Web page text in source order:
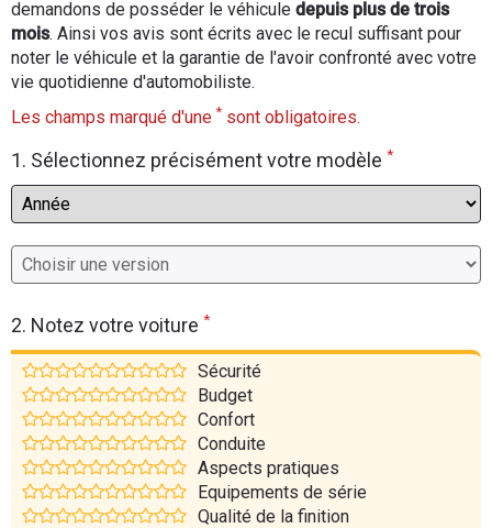
Electriques
Flottes
Auto
Moto
Marques
demandons de posséder le véhicule depuis plus de trois
mois. Ainsi vos avis sont écrits avec le recul suffisant pour
noter le véhicule et la garantie de l'avoir confronté avec votre
vie quotidienne d'automobiliste.
Les champs marqué d'une * sont obligatoires.
1. Sélectionnez précisément votre modèle *
2. Notez votre voiture *
Sécurité
Budget
Confort
Conduite
Aspects pratiques
Equipements de série
Qualité de la finition